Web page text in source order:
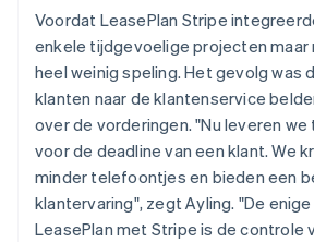
Voordat LeasePlan Stripe
enkele tijdgevoelige projecten maar
heel weinig speling. Het gevolg was
klanten naar de klantenservice
over de vorderingen. "Nu leveren we
voor de deadline van een klant. We
minder telefoontjes en bieden een
klantervaring", zegt Ayling. "De
LeasePlan met Stripe is de controle